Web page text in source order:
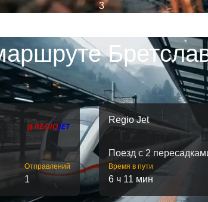
3
Отправлений
1
Regio Jet
Поезд с 2
Время в пути
6 ч 11 мин